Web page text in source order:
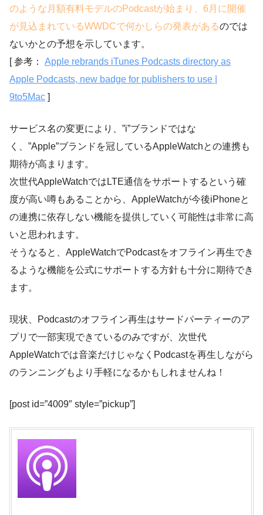
のような月額有料モデルのPodcastが始まり、6月に開催
が見込まれているWWDCで何かしらの発表があるのでは
ないかとの予想を示しています。
[ 参考： Apple rebrands iTunes Podcasts directory as
Apple Podcasts, new badge for publishers to use |
9to5Mac ]
サービス名の変更により、”i”ブランドではな
く、”Apple”ブランドを冠しているAppleWatchとの連携も
期待が高まります。
次世代AppleWatchではLTE通信をサポートするという確
度が高い噂もあることから、AppleWatchが今後iPhoneと
の連携に依存しない機能を提供していく可能性は非常に高
いと思われます。
そうなると、AppleWatchでPodcastをオフライン再生でき
るような機能を公式にサポートする方針も十分に期待でき
ます。
現状、Podcastのオフライン再生はサードパーティーのア
プリで一部実現できているのみですが、次世代
AppleWatchでは音楽だけじゃなくPodcastを再生しながら
のランニングもより手軽になるかもしれませんね！
[post id=”4009″ style=”pickup”]